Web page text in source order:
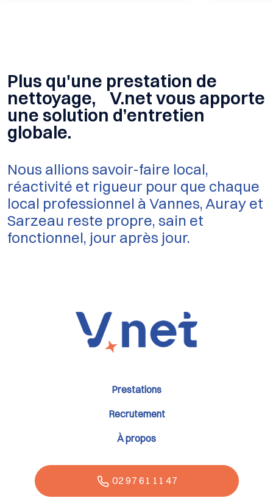
Plus qu'une prestation de
nettoyage, V.net vous apporte
une solution d’entretien
globale.
Nous allions savoir-faire local,
réactivité et rigueur pour que chaque
local professionnel à Vannes, Auray et
Sarzeau reste propre, sain et
fonctionnel, jour après jour.
Prestations
Recrutement
À propos
02 97 61 11 47